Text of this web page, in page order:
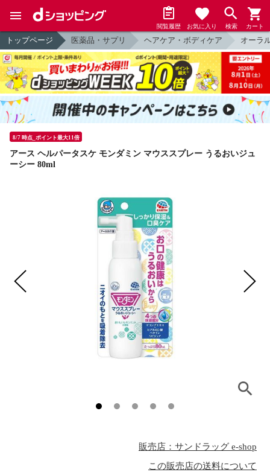
閲覧履歴 お気に入り 検索 カート
トップページ 医薬品・サプリ ヘアケア・ボディケア オーラ
8/7 時点_ポイント最大11倍
アース ヘルパータスケ モンダミン マウススプレー うるおいジュ
ーシー 80ml
販売店：サンドラッグ e-shop
この販売店の送料について